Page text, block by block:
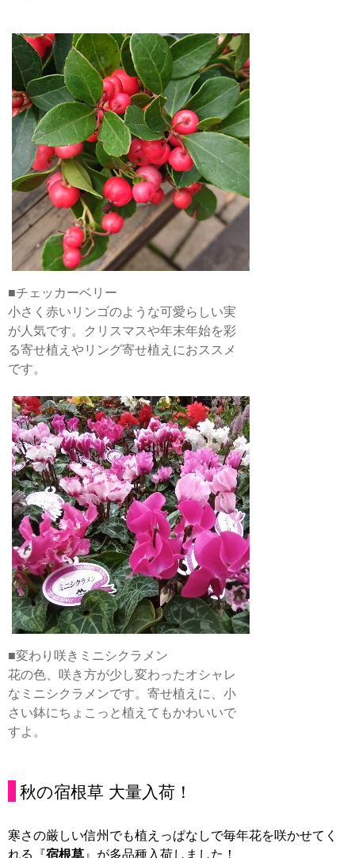
■チェッカーベリー
小さく赤いリンゴのような可愛らしい実
が人気です。クリスマスや年末年始を彩
る寄せ植えやリング寄せ植えにおススメ
です。
■変わり咲きミニシクラメン
花の色、咲き方が少し変わったオシャレ
なミニシクラメンです。寄せ植えに、小
さい鉢にちょこっと植えてもかわいいで
すよ。
秋の宿根草 大量入荷！
寒さの厳しい信州でも植えっぱなしで毎年花を咲かせてく
れる『宿根草』が多品種入荷しました！